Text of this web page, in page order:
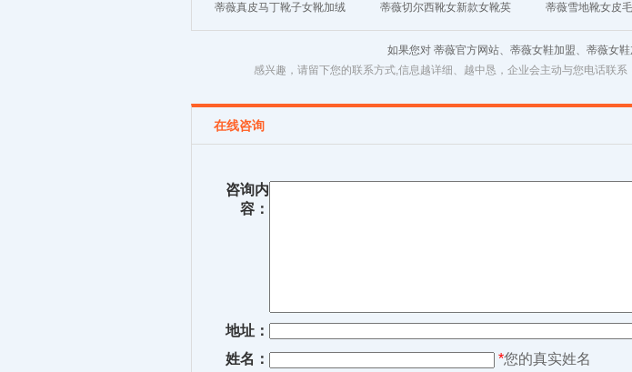
蒂薇真皮马丁靴子女靴加绒
英伦风厚底增高短靴
蒂薇切尔西靴女新款女靴英
伦风厚底短靴加绒芒果头靴
子
蒂薇雪地靴女皮
棉短款加绒短靴
厚保暖棉鞋
如果您对 蒂薇官方网站、蒂薇女鞋加盟、蒂薇女
感兴趣，请留下您的联系方式,信息越详细、越中恳，企业会主动与您电话联
在线咨询
咨询内
容：
地址：
姓名：
*您的真实姓名